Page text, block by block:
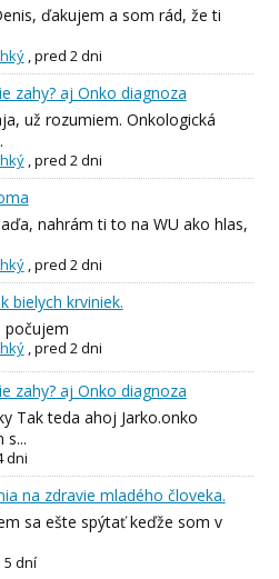
ďakujem a som rád, že ti
,pred 2 dni
zahy? aj Onko diagnoza
už rozumiem. Onkologická
,pred 2 dni
nahrám ti to na WU ako hlas,
,pred 2 dni
bielych krviniek.
počujem
,pred 2 dni
zahy? aj Onko diagnoza
Tak teda ahoj Jarko.onko
s...
dni
na zdravie mladého človeka.
sa ešte spýtať keďže som v
dní